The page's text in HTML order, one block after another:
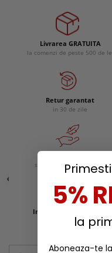
Livrarea GRATUITA
la comenzi de peste 500 de
Retur garantat
in 30 de zile
si experienta ergonomica
Incaltaminte protectie
5%
la
Aboneaza-te